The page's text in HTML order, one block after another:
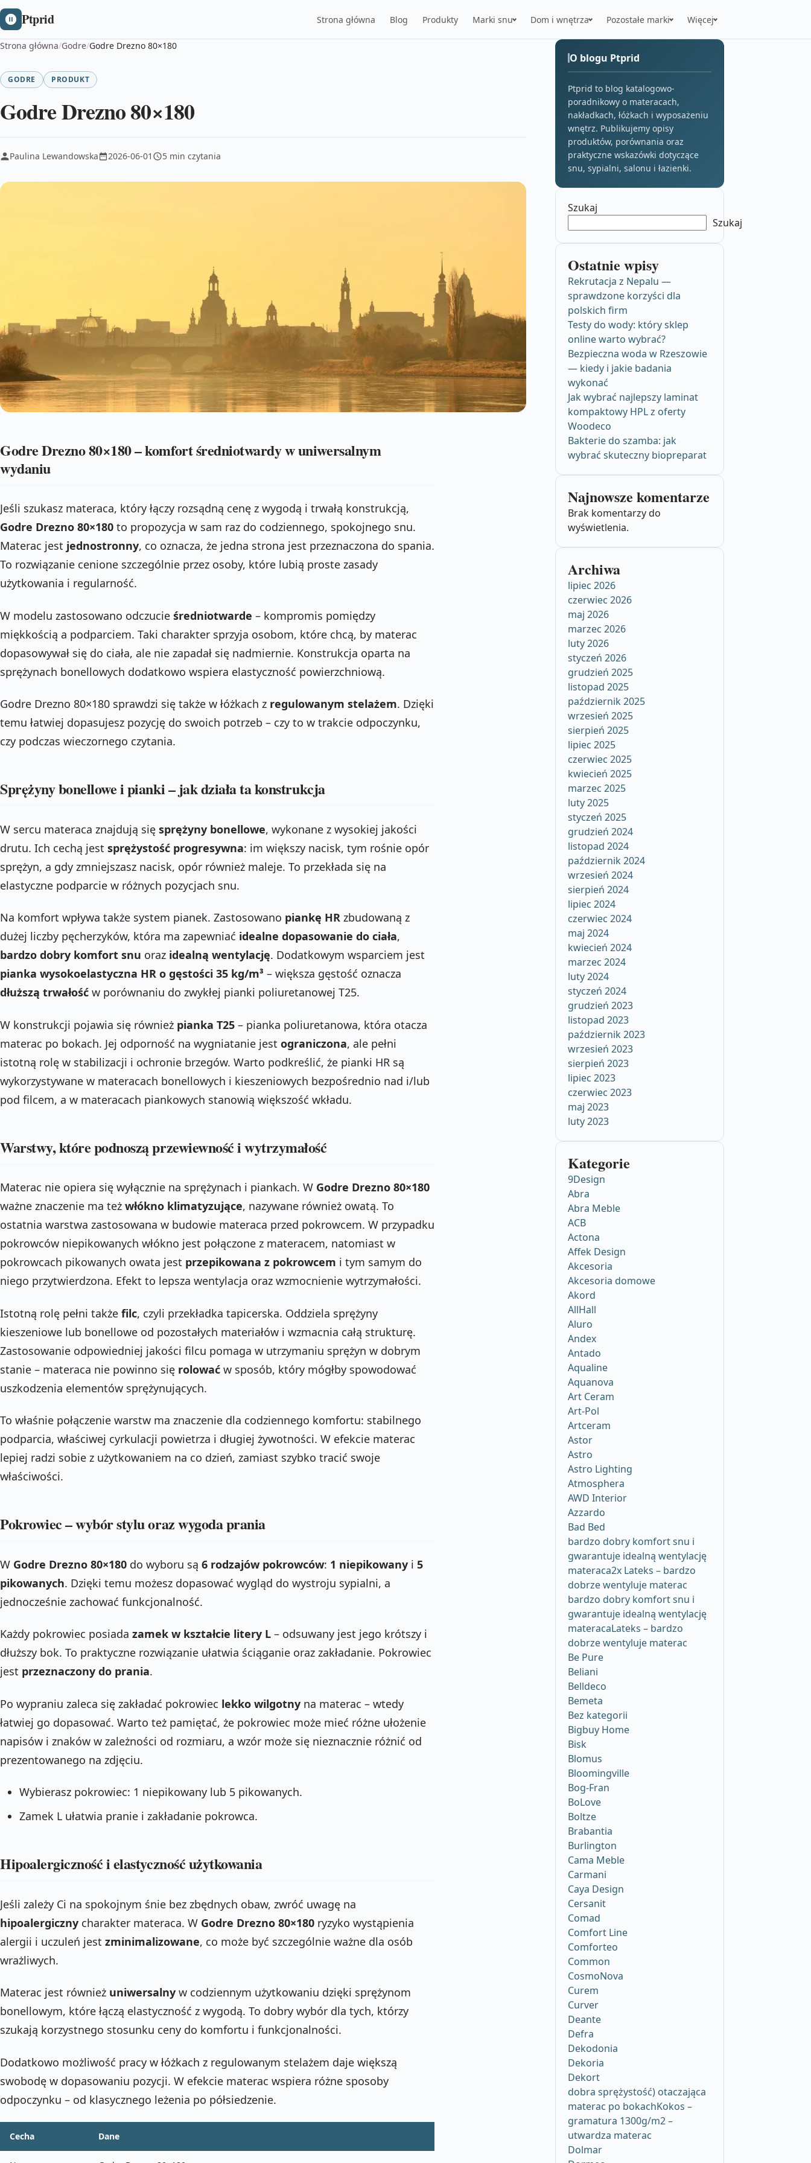
Ptprid Strona główna Blog Produkty Marki snu Dom i wnętrza Pozostałe marki Więcej
Strona główna/Godre/Godre Drezno 80×180
GODRE PRODUKT
Godre Drezno 80×180
Paulina Lewandowska 2026-06-01 5 min czytania
Godre Drezno 80×180 – komfort średniotwardy w uniwersalnym
wydaniu
Jeśli szukasz materaca, który łączy rozsądną cenę z wygodą i trwałą konstrukcją,
Godre Drezno 80×180 to propozycja w sam raz do codziennego, spokojnego snu.
Materac jest jednostronny, co oznacza, że jedna strona jest przeznaczona do spania.
To rozwiązanie cenione szczególnie przez osoby, które lubią proste zasady
użytkowania i regularność.
W modelu zastosowano odczucie średniotwarde – kompromis pomiędzy
miękkością a podparciem. Taki charakter sprzyja osobom, które chcą, by materac
dopasowywał się do ciała, ale nie zapadał się nadmiernie. Konstrukcja oparta na
sprężynach bonellowych dodatkowo wspiera elastyczność powierzchniową.
Godre Drezno 80×180 sprawdzi się także w łóżkach z regulowanym stelażem. Dzięki
temu łatwiej dopasujesz pozycję do swoich potrzeb – czy to w trakcie odpoczynku,
czy podczas wieczornego czytania.
Sprężyny bonellowe i pianki – jak działa ta konstrukcja
W sercu materaca znajdują się sprężyny bonellowe, wykonane z wysokiej jakości
drutu. Ich cechą jest sprężystość progresywna: im większy nacisk, tym rośnie opór
sprężyn, a gdy zmniejszasz nacisk, opór również maleje. To przekłada się na
elastyczne podparcie w różnych pozycjach snu.
Na komfort wpływa także system pianek. Zastosowano piankę HR zbudowaną z
dużej liczby pęcherzyków, która ma zapewniać idealne dopasowanie do ciała,
bardzo dobry komfort snu oraz idealną wentylację. Dodatkowym wsparciem jest
pianka wysokoelastyczna HR o gęstości 35 kg/m³ – większa gęstość oznacza
dłuższą trwałość w porównaniu do zwykłej pianki poliuretanowej T25.
W konstrukcji pojawia się również pianka T25 – pianka poliuretanowa, która otacza
materac po bokach. Jej odporność na wygniatanie jest ograniczona, ale pełni
istotną rolę w stabilizacji i ochronie brzegów. Warto podkreślić, że pianki HR są
wykorzystywane w materacach bonellowych i kieszeniowych bezpośrednio nad i/lub
pod filcem, a w materacach piankowych stanowią większość wkładu.
Warstwy, które podnoszą przewiewność i wytrzymałość
Materac nie opiera się wyłącznie na sprężynach i piankach. W Godre Drezno 80×180
ważne znaczenie ma też włókno klimatyzujące, nazywane również owatą. To
ostatnia warstwa zastosowana w budowie materaca przed pokrowcem. W przypadku
pokrowców niepikowanych włókno jest połączone z materacem, natomiast w
pokrowcach pikowanych owata jest przepikowana z pokrowcem i tym samym do
niego przytwierdzona. Efekt to lepsza wentylacja oraz wzmocnienie wytrzymałości.
Istotną rolę pełni także filc, czyli przekładka tapicerska. Oddziela sprężyny
kieszeniowe lub bonellowe od pozostałych materiałów i wzmacnia całą strukturę.
Zastosowanie odpowiedniej jakości filcu pomaga w utrzymaniu sprężyn w dobrym
stanie – materaca nie powinno się rolować w sposób, który mógłby spowodować
uszkodzenia elementów sprężynujących.
To właśnie połączenie warstw ma znaczenie dla codziennego komfortu: stabilnego
podparcia, właściwej cyrkulacji powietrza i długiej żywotności. W efekcie materac
lepiej radzi sobie z użytkowaniem na co dzień, zamiast szybko tracić swoje
właściwości.
Pokrowiec – wybór stylu oraz wygoda prania
W Godre Drezno 80×180 do wyboru są 6 rodzajów pokrowców: 1 niepikowany i 5
pikowanych. Dzięki temu możesz dopasować wygląd do wystroju sypialni, a
jednocześnie zachować funkcjonalność.
Każdy pokrowiec posiada zamek w kształcie litery L – odsuwany jest jego krótszy i
dłuższy bok. To praktyczne rozwiązanie ułatwia ściąganie oraz zakładanie. Pokrowiec
jest przeznaczony do prania.
Po wypraniu zaleca się zakładać pokrowiec lekko wilgotny na materac – wtedy
łatwiej go dopasować. Warto też pamiętać, że pokrowiec może mieć różne ułożenie
napisów i znaków w zależności od rozmiaru, a wzór może się nieznacznie różnić od
prezentowanego na zdjęciu.
Wybierasz pokrowiec: 1 niepikowany lub 5 pikowanych.
Zamek L ułatwia pranie i zakładanie pokrowca.
Hipoalergiczność i elastyczność użytkowania
Jeśli zależy Ci na spokojnym śnie bez zbędnych obaw, zwróć uwagę na
hipoalergiczny charakter materaca. W Godre Drezno 80×180 ryzyko wystąpienia
alergii i uczuleń jest zminimalizowane, co może być szczególnie ważne dla osób
wrażliwych.
Materac jest również uniwersalny w codziennym użytkowaniu dzięki sprężynom
bonellowym, które łączą elastyczność z wygodą. To dobry wybór dla tych, którzy
szukają korzystnego stosunku ceny do komfortu i funkcjonalności.
Dodatkowo możliwość pracy w łóżkach z regulowanym stelażem daje większą
swobodę w dopasowaniu pozycji. W efekcie materac wspiera różne sposoby
odpoczynku – od klasycznego leżenia po półsiedzenie.
Cecha Dane
O blogu Ptprid
Ptprid to blog katalogowo-
poradnikowy o materacach,
nakładkach, łóżkach i wyposażeniu
wnętrz. Publikujemy opisy
produktów, porównania oraz
praktyczne wskazówki dotyczące
snu, sypialni, salonu i łazienki.
Szukaj
Szukaj
Ostatnie wpisy
Rekrutacja z Nepalu —
sprawdzone korzyści dla
polskich firm
Testy do wody: który sklep
online warto wybrać?
Bezpieczna woda w Rzeszowie
— kiedy i jakie badania
wykonać
Jak wybrać najlepszy laminat
kompaktowy HPL z oferty
Woodeco
Bakterie do szamba: jak
wybrać skuteczny biopreparat
Najnowsze komentarze
Brak komentarzy do
wyświetlenia.
Archiwa
lipiec 2026
czerwiec 2026
maj 2026
marzec 2026
luty 2026
styczeń 2026
grudzień 2025
listopad 2025
październik 2025
wrzesień 2025
sierpień 2025
lipiec 2025
czerwiec 2025
kwiecień 2025
marzec 2025
luty 2025
styczeń 2025
grudzień 2024
listopad 2024
październik 2024
wrzesień 2024
sierpień 2024
lipiec 2024
czerwiec 2024
maj 2024
kwiecień 2024
marzec 2024
luty 2024
styczeń 2024
grudzień 2023
listopad 2023
październik 2023
wrzesień 2023
sierpień 2023
lipiec 2023
czerwiec 2023
maj 2023
luty 2023
Kategorie
9Design
Abra
Abra Meble
ACB
Actona
Affek Design
Akcesoria
Akcesoria domowe
Akord
AllHall
Aluro
Andex
Antado
Aqualine
Aquanova
Art Ceram
Art-Pol
Artceram
Astor
Astro
Astro Lighting
Atmosphera
AWD Interior
Azzardo
Bad Bed
bardzo dobry komfort snu i
gwarantuje idealną wentylację
materaca2x Lateks – bardzo
dobrze wentyluje materac
bardzo dobry komfort snu i
gwarantuje idealną wentylację
materacaLateks – bardzo
dobrze wentyluje materac
Be Pure
Beliani
Belldeco
Bemeta
Bez kategorii
Bigbuy Home
Bisk
Blomus
Bloomingville
Bog-Fran
BoLove
Boltze
Brabantia
Burlington
Cama Meble
Carmani
Caya Design
Cersanit
Comad
Comfort Line
Comforteo
Common
CosmoNova
Curem
Curver
Deante
Defra
Dekodonia
Dekoria
Dekort
dobra sprężystość) otaczająca
materac po bokachKokos –
gramatura 1300g/m2 –
utwardza materac
Dolmar